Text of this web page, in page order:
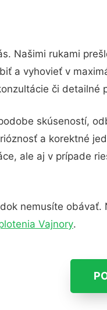
Našimi rukami
a vyhovieť v
či
skúseností,
a korektné
ale aj v prípade
nemusíte
Vajnory.